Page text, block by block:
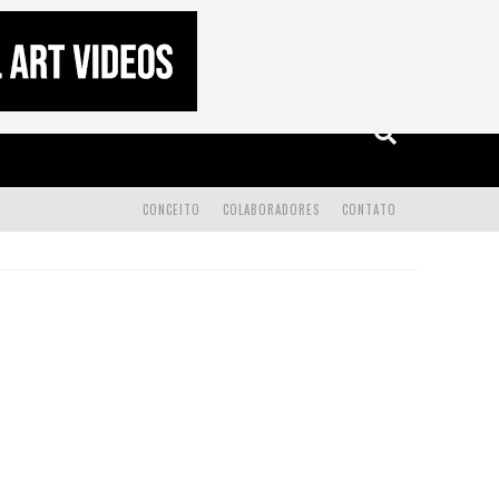
CONTATO
COLABORADORES
CONCEITO